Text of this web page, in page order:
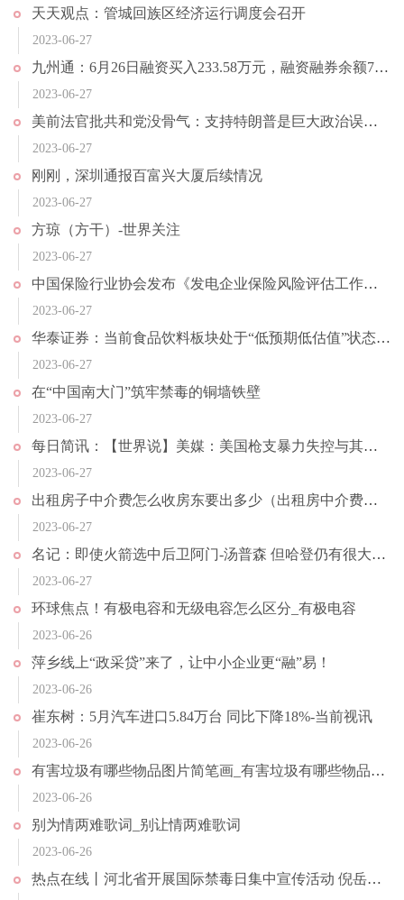
天天观点：管城回族区经济运行调度会召开
2023-06-27
九州通：6月26日融资买入233.58万元，融资融券余额7.79亿元
2023-06-27
美前法官批共和党没骨气：支持特朗普是巨大政治误判 等于自我毁灭 当前观察
2023-06-27
刚刚，深圳通报百富兴大厦后续情况
2023-06-27
方琼（方干）-世界关注
2023-06-27
中国保险行业协会发布《发电企业保险风险评估工作指引》；夜间消费成小微经济亮点，长沙夜间消费占全天消费额超6成｜投资者早报
2023-06-27
华泰证券：当前食品饮料板块处于“低预期低估值”状态_速看料
2023-06-27
在“中国南大门”筑牢禁毒的铜墙铁壁
2023-06-27
每日简讯：【世界说】美媒：美国枪支暴力失控与其政府对外战争政策息息相关
2023-06-27
出租房子中介费怎么收房东要出多少（出租房中介费收取标准是多少）
2023-06-27
名记：即使火箭选中后卫阿门-汤普森 但哈登仍有很大可能重返火箭_世界热点
2023-06-27
环球焦点！有极电容和无级电容怎么区分_有极电容
2023-06-26
萍乡线上“政采贷”来了，让中小企业更“融”易！
2023-06-26
崔东树：5月汽车进口5.84万台 同比下降18%-当前视讯
2023-06-26
有害垃圾有哪些物品图片简笔画_有害垃圾有哪些物品_天天快看
2023-06-26
别为情两难歌词_别让情两难歌词
2023-06-26
热点在线丨河北省开展国际禁毒日集中宣传活动 倪岳峰王正谱作出批示